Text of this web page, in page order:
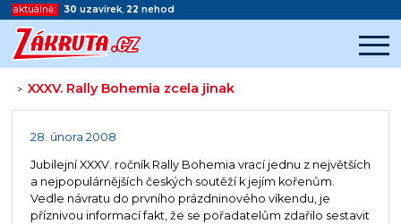
aktuálně: 30 uzavírek, 22 nehod
>XXXV. Rally Bohemia zcela jinak
Začátek reklamy
28. února 2008
Jubilejní XXXV. ročník Rally Bohemia vrací jednu z největších
a nejpopulárnějších českých soutěží k jejím kořenům.
Vedle návratu do prvního prázdninového víkendu, je
příznivou informací fakt, že se pořadatelům zdařilo sestavit